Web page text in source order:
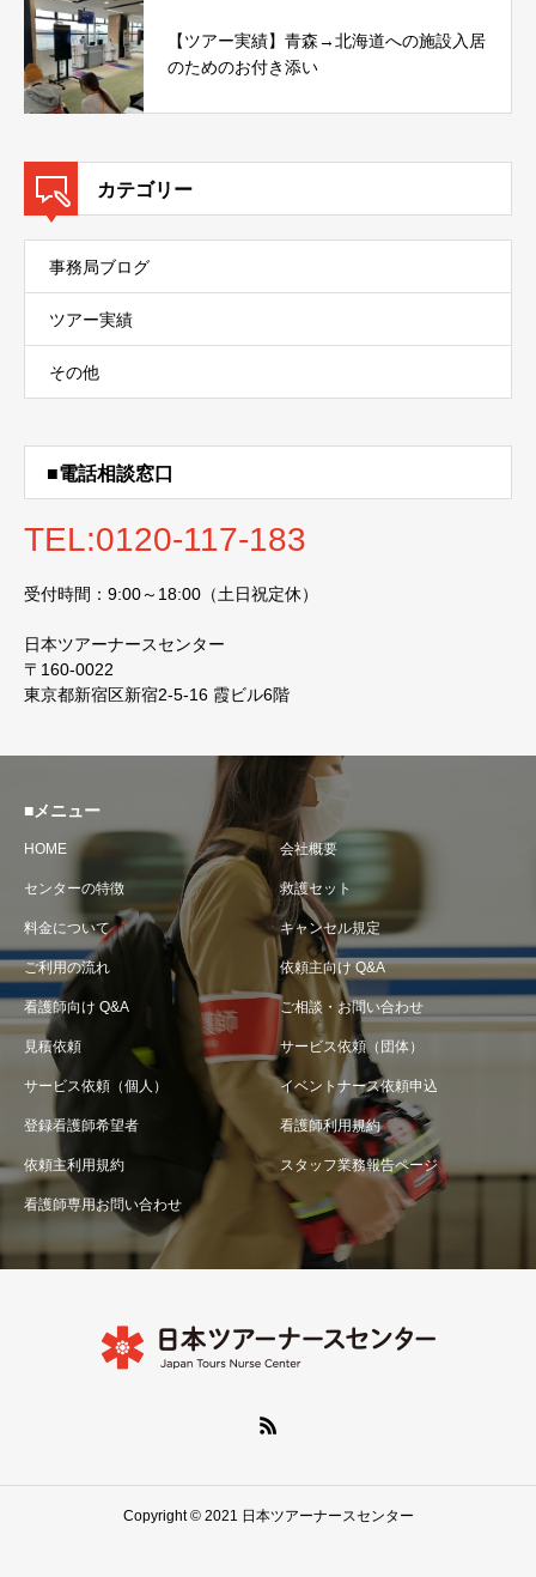
【ツアー実績】青森→北海道への施設入居
のためのお付き添い
カテゴリー
事務局ブログ
ツアー実績
その他
■電話相談窓口
TEL:0120-117-183
受付時間：9:00～18:00（土日祝定休）
日本ツアーナースセンター
〒160-0022
東京都新宿区新宿2-5-16 霞ビル6階
■メニュー
HOME 会社概要
センターの特徴 救護セット
料金について キャンセル規定
ご利用の流れ 依頼主向け Q&A
看護師向け Q&A ご相談・お問い合わせ
見積依頼 サービス依頼（団体）
サービス依頼（個人） イベントナース依頼申込
登録看護師希望者 看護師利用規約
依頼主利用規約 スタッフ業務報告ページ
看護師専用お問い合わせ
Copyright © 2021 日本ツアーナースセンター